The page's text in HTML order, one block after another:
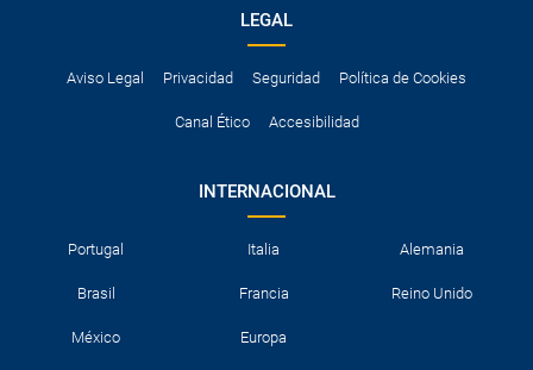
LEGAL
Aviso Legal Privacidad Seguridad Política de Cookies
Canal Ético Accesibilidad
INTERNACIONAL
Portugal Italia Alemania
Brasil Francia Reino Unido
México Europa